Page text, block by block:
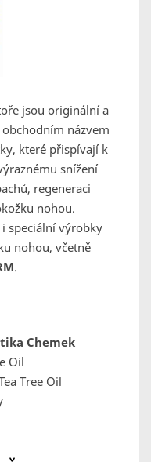
jsou originální a
názvem
které přispívají k
snížení
regeneraci
nohou.
speciální výrobky
nohou, včetně
.
Chemek
Oil
Tree Oil